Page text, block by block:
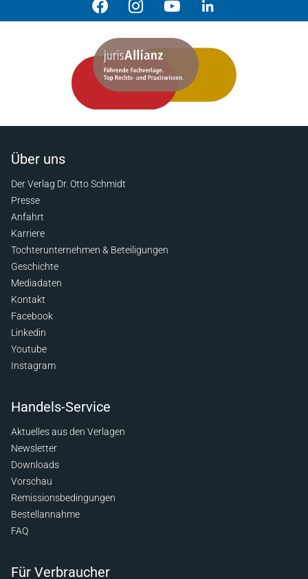
Über uns
Der Verlag Dr. Otto Schmidt
Presse
Anfahrt
Karriere
Tochterunternehmen & Beteiligungen
Geschichte
Mediadaten
Kontakt
Facebook
Linkedin
Youtube
Instagram
Handels-Service
Aktuelles aus den Verlagen
Newsletter
Downloads
Vorschau
Remissionsbedingungen
Bestellannahme
FAQ
Für Verbraucher